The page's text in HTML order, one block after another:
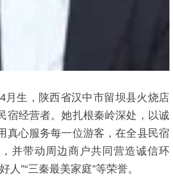
月生，陕西省汉中市留坝县火烧店
宿经营者。她扎根秦岭深处，以诚
真心服务每一位游客，在全县民宿
并带动周边商户共同营造诚信环
人”“三秦最美家庭”等荣誉。